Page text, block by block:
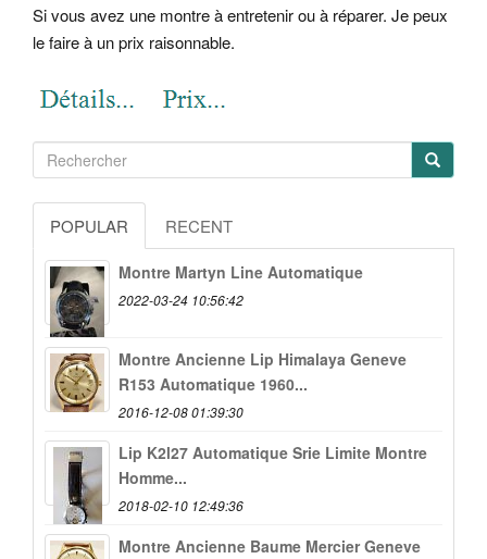
Si vous avez une montre à entretenir ou à réparer. Je peux
le faire à un prix raisonnable.
POPULAR RECENT
Montre Martyn Line Automatique
2022-03-24 10:56:42
Montre Ancienne Lip Himalaya Geneve
R153 Automatique 1960...
2016-12-08 01:39:30
Lip K2l27 Automatique Srie Limite Montre
Homme...
2018-02-10 12:49:36
Montre Ancienne Baume Mercier Geneve